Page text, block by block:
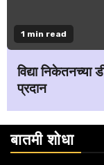
1 min read
विद्या निकेतनच्या
प्रदान
बातमी शोधा